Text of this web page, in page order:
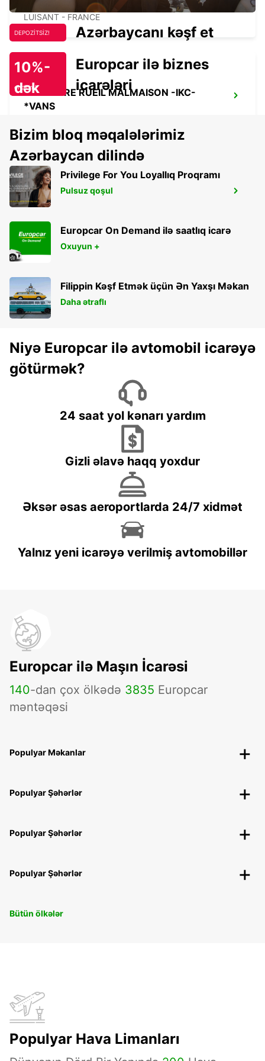
CHARTRES LUISANT -IKC-
LUISANT - FRANCE
NANTERRE RUEIL MALMAISON -IKC-
*VANS
PARIS PARC DES PRINCES -IKC-
PARIS - FRANCE
DEPOZİTSİZ! Azərbaycanı kəşf et
10%-
dək
endirim!
Europcar ilə biznes
icarələri
Bizim bloq məqalələrimiz
Azərbaycan dilində
Privilege For You Loyallıq Proqramı
Pulsuz qoşul
Europcar On Demand ilə saatlıq icarə
Oxuyun +
Filippin Kəşf Etmək üçün Ən Yaxşı Məkan
Daha ətraflı
Niyə Europcar ilə avtomobil icarəyə
götürmək?
24 saat yol kənarı yardım
Gizli əlavə haqq yoxdur
Əksər əsas aeroportlarda 24/7 xidmət
Yalnız yeni icarəyə verilmiş avtomobillər
Europcar ilə Maşın İcarəsi
140-dan çox ölkədə 3835 Europcar
məntəqəsi
Populyar Məkanlar
Populyar Şəhərlər
Populyar Şəhərlər
Populyar Şəhərlər
Bütün ölkələr
Populyar Hava Limanları